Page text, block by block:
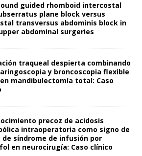
guided rhomboid intercostal
plane block versus
transversus abdominis block in
abdominal surgeries
traqueal despierta combinando
y broncoscopia flexible
mandibulectomía total: Caso
precoz de acidosis
intraoperatoria como signo de
de síndrome de infusión por
en neurocirugía: Caso clínico